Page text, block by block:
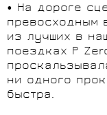
• На дороге
превосходным
из лучших в
поездках P
ни одного
быстра.